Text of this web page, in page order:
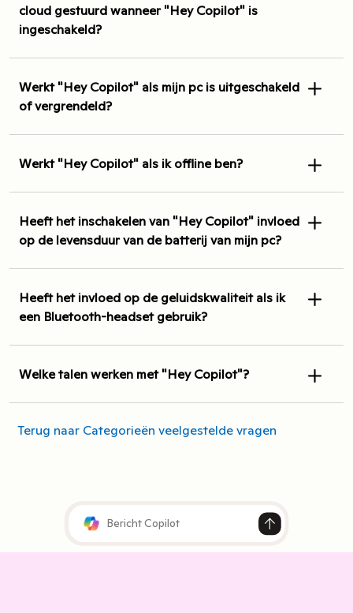
cloud gestuurd wanneer "Hey Copilot" is
ingeschakeld?
Werkt "Hey Copilot" als mijn pc is uitgeschakeld
of vergrendeld?
Werkt "Hey Copilot" als ik offline ben?
Heeft het inschakelen van "Hey Copilot" invloed
op de levensduur van de batterij van mijn pc?
Heeft het invloed op de geluidskwaliteit als ik
een Bluetooth-headset gebruik?
Welke talen werken met "Hey Copilot"?
Terug naar Categorieën veelgestelde vragen